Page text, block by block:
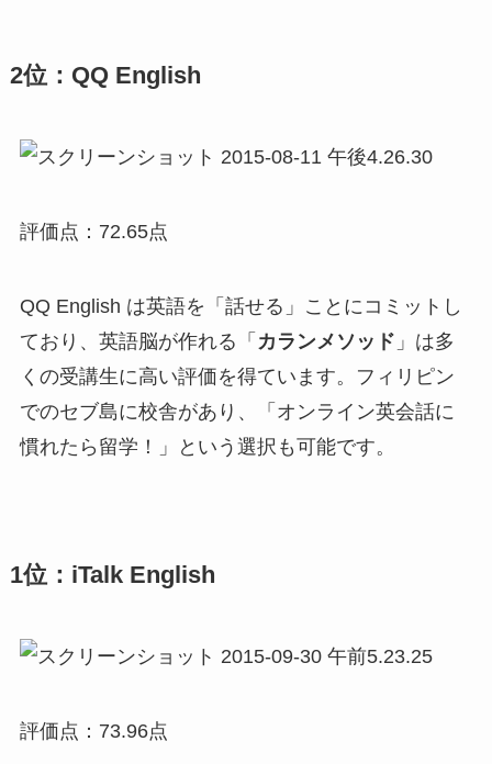
2位：QQ English
評価点：72.65点
QQ English は英語を「話せる」ことにコミットし
ており、英語脳が作れる「 カランメソッド 」は多
くの受講生に高い評価を得ています。フィリピン
でのセブ島に校舎があり、「オンライン英会話に
慣れたら留学！」という選択も可能です。
1位：iTalk English
評価点：73.96点